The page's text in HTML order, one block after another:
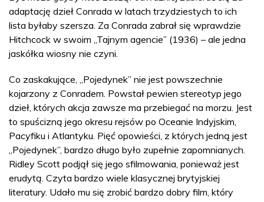
adaptację dzieł Conrada w latach trzydziestych to ich
lista byłaby szersza. Za Conrada zabrał się wprawdzie
Hitchcock w swoim „Tajnym agencie” (1936) – ale jedna
jaskółka wiosny nie czyni.
Co zaskakujące, „Pojedynek” nie jest powszechnie
kojarzony z Conradem. Powstał pewien stereotyp jego
dzieł, których akcja zawsze ma przebiegać na morzu. Jest
to spuścizną jego okresu rejsów po Oceanie Indyjskim,
Pacyfiku i Atlantyku. Pięć opowieści, z których jedną jest
„Pojedynek”, bardzo długo było zupełnie zapomnianych.
Ridley Scott podjął się jego sfilmowania, ponieważ jest
erudytą. Czyta bardzo wiele klasycznej brytyjskiej
literatury. Udało mu się zrobić bardzo dobry film, który